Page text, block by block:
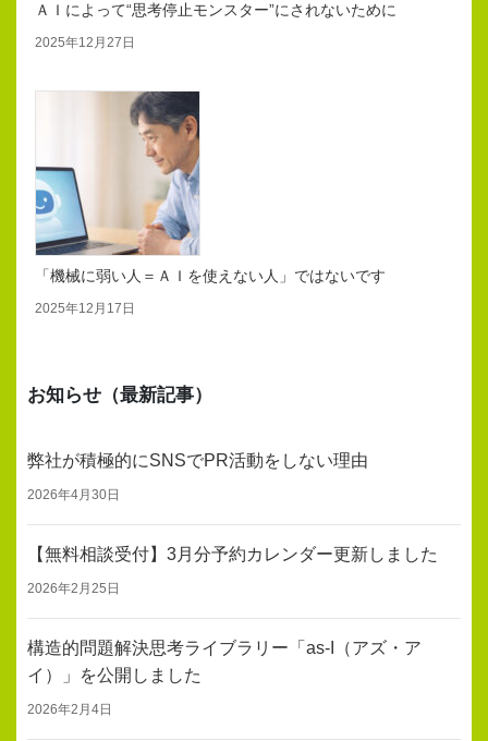
ＡＩによって“思考停止モンスター”にされないために
2025年12月27日
「機械に弱い人＝ＡＩを使えない人」ではないです
2025年12月17日
お知らせ（最新記事）
弊社が積極的にSNSでPR活動をしない理由
2026年4月30日
【無料相談受付】3月分予約カレンダー更新しました
2026年2月25日
構造的問題解決思考ライブラリー「as-I（アズ・ア
イ）」を公開しました
2026年2月4日